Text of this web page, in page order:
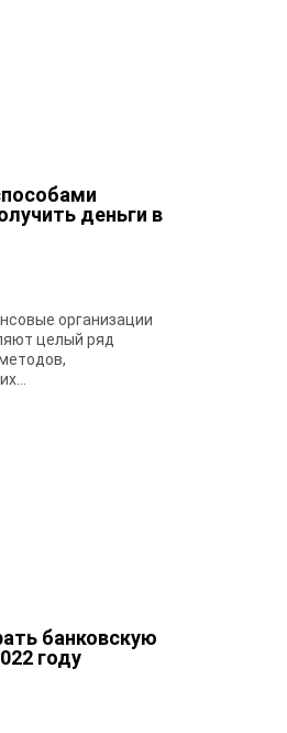
деньги в
организации
целый ряд
банковскую
году